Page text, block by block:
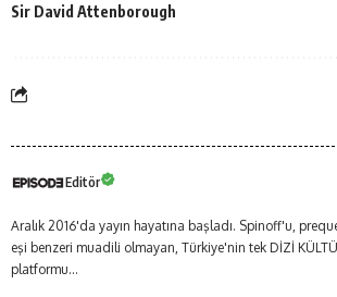
Sir David Attenborough
Editör
Aralık 2016'da yayın hayatına başladı. Spinoff'u,
eşi benzeri muadili olmayan, Türkiye'nin tek DİZİ
platformu...